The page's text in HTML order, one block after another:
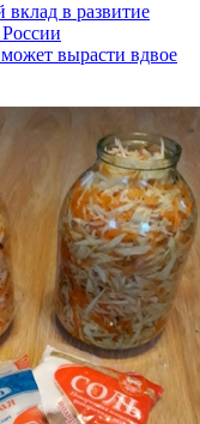
в развитие
вырасти вдвое